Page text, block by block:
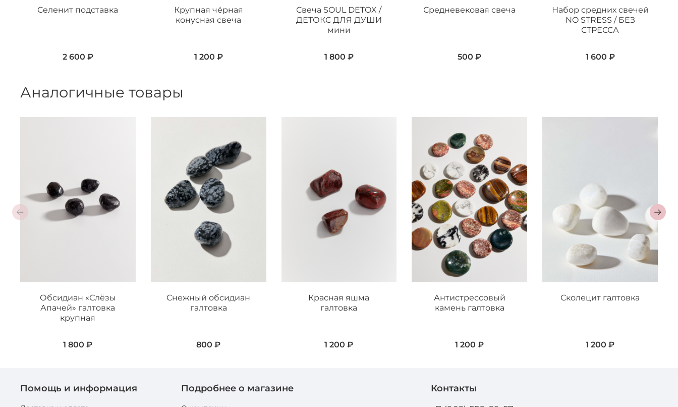
Селенит подставка
2 600 ₽
Крупная чёрная
конусная свеча
1 200 ₽
Свеча SOUL DETOX /
ДЕТОКС ДЛЯ ДУШИ
мини
1 800 ₽
Средневековая свеча
500 ₽
Набор средних свечей
NO STRESS / БЕЗ
СТРЕССА
1 600 ₽
Аналогичные товары
Обсидиан «Слёзы
Апачей» галтовка
крупная
1 800 ₽
Снежный обсидиан
галтовка
800 ₽
Красная яшма
галтовка
1 200 ₽
Антистрессовый
камень галтовка
1 200 ₽
Сколецит галтовка
1 200 ₽
Помощь и информация Подробнее о магазине
Контакты